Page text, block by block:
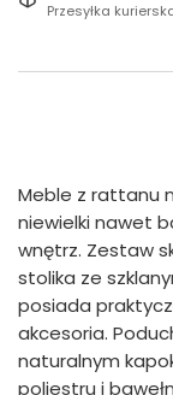
Przesyłka
Meble z rattanu
niewielki nawet
wnętrz. Zestaw
stolika ze
posiada
akcesoria.
naturalnym
poliestru i